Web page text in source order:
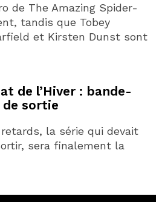
de The Amazing Spider-
tandis que Tobey
et Kirsten Dunst sont
de l’Hiver : bande-
sortie
la série qui devait
sera finalement la